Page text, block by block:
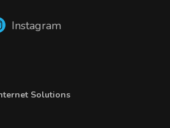
Instagram
Solutions